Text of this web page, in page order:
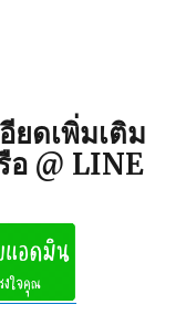
ยดเพิ่มเติม
อ @ LINE